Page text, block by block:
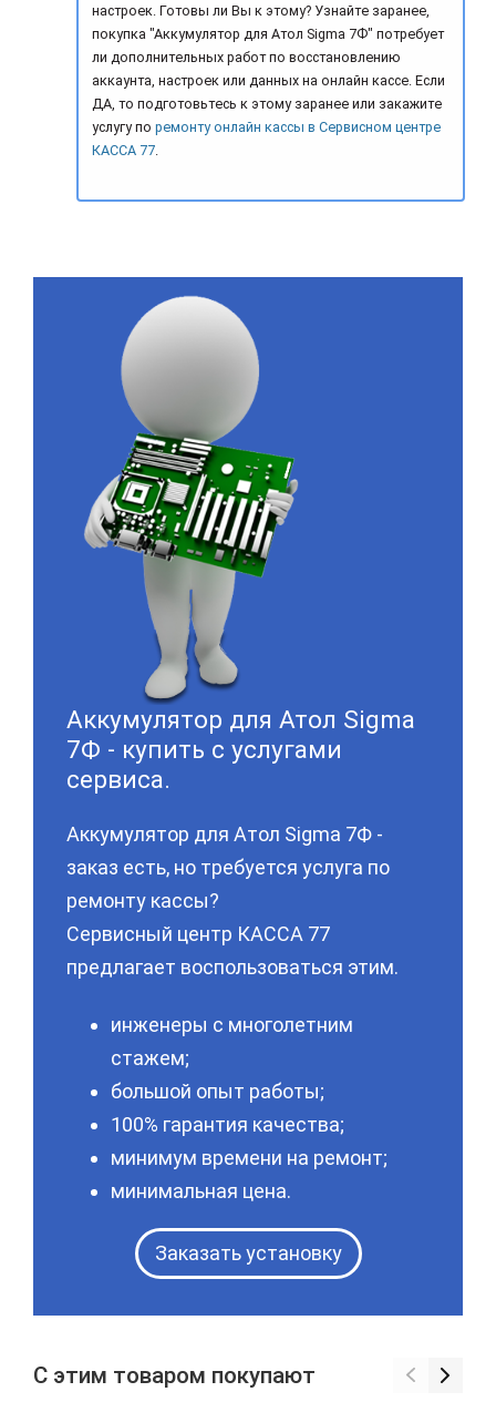
настроек. Готовы ли Вы к этому? Узнайте заранее,
покупка "Аккумулятор для Атол Sigma 7Ф" потребует
ли дополнительных работ по восстановлению
аккаунта, настроек или данных на онлайн кассе. Если
ДА, то подготовьтесь к этому заранее или закажите
услугу поремонту онлайн кассы в Сервисном центре
КАССА 77
Аккумулятор для Атол Sigma
7Ф - купить с услугами
сервиса.
Аккумулятор для Атол Sigma 7Ф -
заказ есть, но требуется услуга по
ремонту кассы?
Сервисный центр КАССА 77
предлагает воспользоваться этим.
инженеры с многолетним
стажем;
большой опыт работы;
100% гарантия качества;
минимум времени на ремонт;
минимальная цена.
Заказать установку
С этим товаром покупают